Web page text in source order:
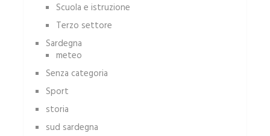
Scuola e istruzione
Terzo settore
Sardegna
meteo
Senza categoria
Sport
storia
sud sardegna